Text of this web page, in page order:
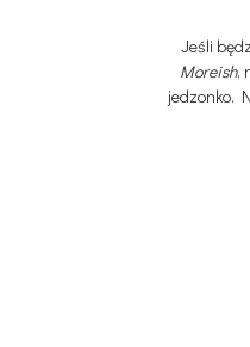
Jeśli
Moreish,
jedzonko.